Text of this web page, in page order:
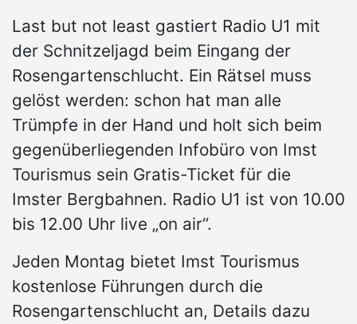
Last but not least gastiert Radio U1 mit
der Schnitzeljagd beim Eingang der
Rosengartenschlucht. Ein Rätsel muss
gelöst werden: schon hat man alle
Trümpfe in der Hand und holt sich beim
gegenüberliegenden Infobüro von Imst
Tourismus sein Gratis-Ticket für die
Imster Bergbahnen. Radio U1 ist von 10.00
bis 12.00 Uhr live „on air“.
Jeden Montag bietet Imst Tourismus
kostenlose Führungen durch die
Rosengartenschlucht an, Details dazu